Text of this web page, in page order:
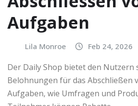
Aufgaben
Lila Monroe Feb 24, 2026
Der Daily Shop bietet den Nutzern
Belohnungen für das Abschließen
Aufgaben, wie Umfragen und